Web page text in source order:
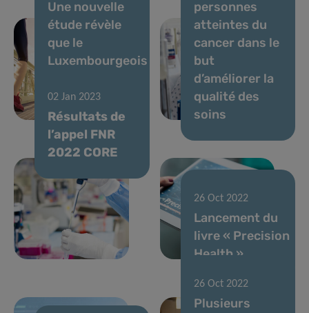
Une nouvelle
étude révèle
que le
Luxembourgeois
la moitié de la
journée assis
personnes
atteintes du
cancer dans le
but
d’améliorer la
qualité des
soins
02 Jan 2023
Résultats de
l’appel FNR
2022 CORE
26 Oct 2022
Lancement du
livre « Precision
Health »
26 Oct 2022
Plusieurs